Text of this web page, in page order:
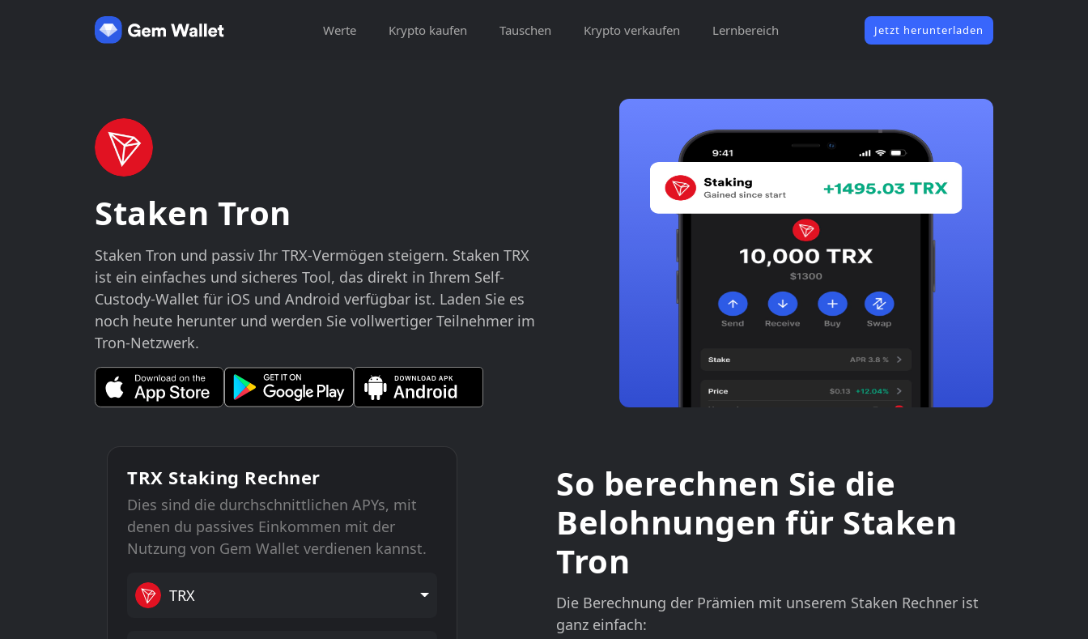
Werte Krypto kaufen Tauschen Krypto verkaufen Lernbereich Jetzt herunterladen
Staken Tron
Staken Tron und passiv Ihr TRX-Vermögen steigern. Staken TRX
ist ein einfaches und sicheres Tool, das direkt in Ihrem Self-
Custody-Wallet für iOS und Android verfügbar ist. Laden Sie es
noch heute herunter und werden Sie vollwertiger Teilnehmer im
Tron-Netzwerk.
So berechnen Sie die
Belohnungen für Staken
Tron
Die Berechnung der Prämien mit unserem Staken Rechner ist
ganz einfach:
TRX Staking Rechner
Dies sind die durchschnittlichen APYs, mit
denen du passives Einkommen mit der
Nutzung von Gem Wallet verdienen kannst.
TRX